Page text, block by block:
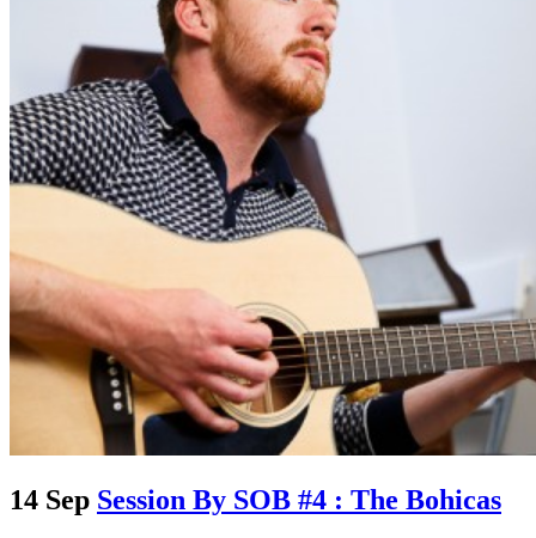
14 Sep Session By SOB #4 : The Bohicas